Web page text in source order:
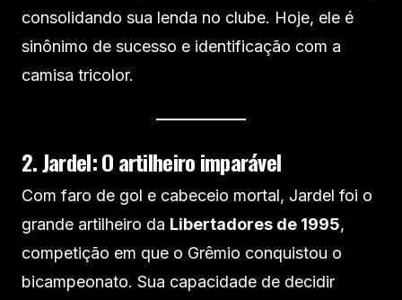
consolidando sua lenda no clube. Hoje, ele é
sinônimo de sucesso e identificação com a
camisa tricolor.
2. Jardel: O artilheiro imparável
Com faro de gol e cabeceio mortal, Jardel foi o
grande artilheiro da Libertadores de 1995,
competição em que o Grêmio conquistou o
bicampeonato. Sua capacidade de decidir